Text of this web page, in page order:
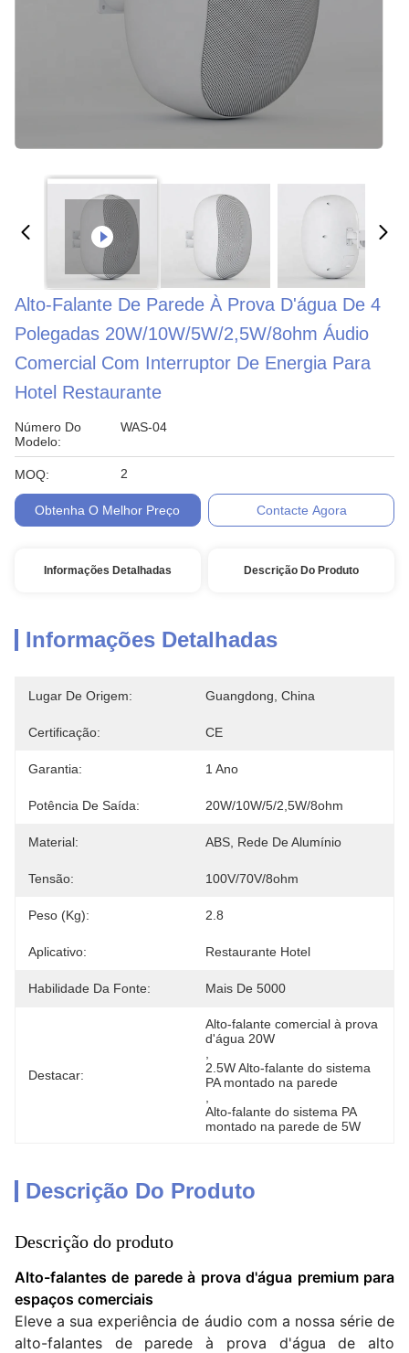
Alto-Falante De Parede À Prova D'água De 4
Polegadas 20W/10W/5W/2,5W/8ohm Áudio
Comercial Com Interruptor De Energia Para
Hotel Restaurante
Número Do
Modelo:
WAS-04
MOQ: 2
Obtenha O Melhor Preço Contacte Agora
Informações Detalhadas Descrição Do Produto
Informações Detalhadas
Lugar De Origem: Guangdong, China
Certificação: CE
Garantia: 1 Ano
Potência De Saída: 20W/10W/5/2,5W/8ohm
Material: ABS, Rede De Alumínio
Tensão: 100V/70V/8ohm
Peso (Kg): 2.8
Aplicativo: Restaurante Hotel
Habilidade Da Fonte: Mais De 5000
Destacar:
Alto-falante comercial à prova
d'água 20W
2.5W Alto-falante do sistema
PA montado na parede
Alto-falante do sistema PA
montado na parede de 5W
Descrição Do Produto
Descrição do produto
Alto-falantes de parede à prova d'água premium para
espaços comerciais
Eleve a sua experiência de áudio com a nossa série de
alto-falantes de parede à prova d'água de alto